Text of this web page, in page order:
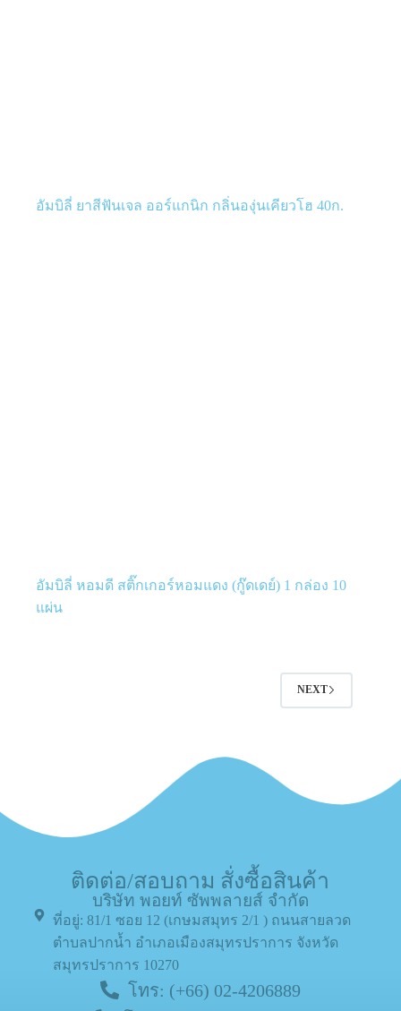
อัมบิลี่ ยาสีฟันเจล ออร์แกนิก กลิ่นองุ่นเคียวโฮ 40ก.
อัมบิลี่ หอมดี สติ๊กเกอร์หอมแดง (กู๊ดเดย์) 1 กล่อง 10
แผ่น
NEXT
ติดต่อ/สอบถาม สั่งซื้อสินค้า
บริษัท พอยท์ ซัพพลายส์ จำกัด
ที่อยู่: 81/1 ซอย 12 (เกษมสมุทร 2/1 ) ถนนสายลวด
ตำบลปากน้ำ อำเภอเมืองสมุทรปราการ จังหวัด
สมุทรปราการ 10270
โทร: (+66) 02-4206889